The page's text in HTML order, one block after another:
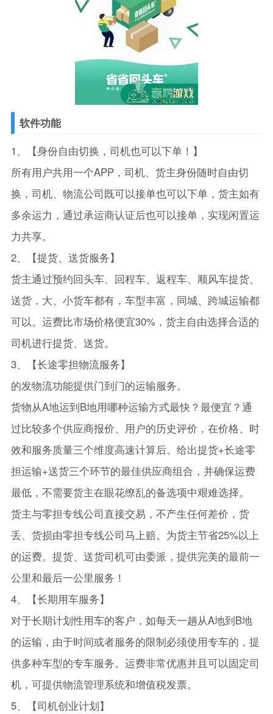
软件功能
1、【身份自由切换，司机也可以下单！】
所有用户共用一个APP，司机、货主身份随时自由切
换，司机、物流公司既可以接单也可以下单，货主如有
多余运力，通过承运商认证后也可以接单，实现闲置运
力共享。
2、【提货、送货服务】
货主通过预约回头车、回程车、返程车、顺风车提货、
送货，大、小货车都有，车型丰富，同城、跨城运输都
可以。运费比市场价格便宜30%，货主自由选择合适的
司机进行提货、送货。
3、【长途零担物流服务】
的发物流功能提供门到门的运输服务。
货物从A地运到B地用哪种运输方式最快？最便宜？通
过比较多个供应商报价、用户的历史评价，在价格、时
效和服务质量三个维度高速计算后。给出提货+长途零
担运输+送货三个环节的最佳供应商组合，并确保运费
最低，不需要货主在眼花缭乱的备选项中艰难选择。
货主与零担专线公司直接交易，不产生任何差价，货
丢、货损由零担专线公司马上赔。为货主节省25%以上
的运费。提货、送货司机可由委派，提供完美的最前一
公里和最后一公里服务！
4、【长期用车服务】
对于长期计划性用车的客户，如每天一趟从A地到B地
的运输，由于时间或者服务的限制必须使用专车的，提
供多种车型的专车服务。运费非常优惠并且可以固定司
机，可提供物流管理系统和增值税发票。
5、【司机创业计划】